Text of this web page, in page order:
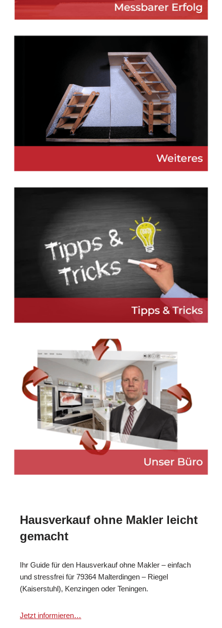
Hausverkauf ohne Makler leicht
gemacht
Ihr Guide für den Hausverkauf ohne Makler – einfach
und stressfrei für 79364 Malterdingen – Riegel
(Kaiserstuhl), Kenzingen oder Teningen.
Jetzt informieren…